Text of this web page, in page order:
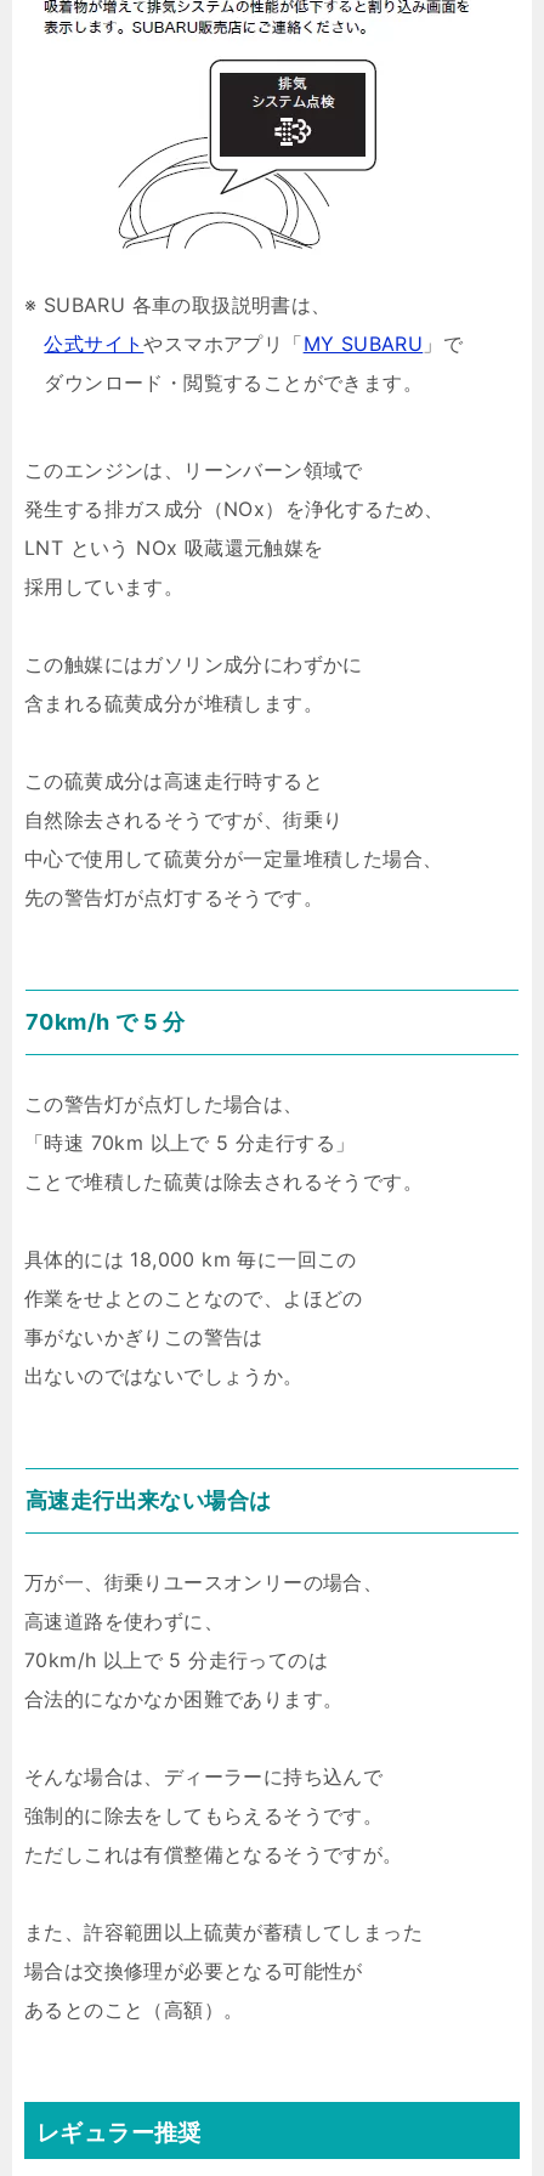
※ SUBARU 各車の取扱説明書は、
公式サイトやスマホアプリ「MY SUBARU 」で
ダウンロード・閲覧することができます。
このエンジンは、リーンバーン領域で
発生する排ガス成分（NOx）を浄化するため、
LNT という NOx 吸蔵還元触媒を
採用しています。
この触媒にはガソリン成分にわずかに
含まれる硫黄成分が堆積します。
この硫黄成分は高速走行時すると
自然除去されるそうですが、街乗り
中心で使用して硫黄分が一定量堆積した場合、
先の警告灯が点灯するそうです。
70km/h で 5 分
この警告灯が点灯した場合は、
「時速 70km 以上で 5 分走行する」
ことで堆積した硫黄は除去されるそうです。
具体的には 18,000 km 毎に一回この
作業をせよとのことなので、よほどの
事がないかぎりこの警告は
出ないのではないでしょうか。
高速走行出来ない場合は
万が一、街乗りユースオンリーの場合、
高速道路を使わずに、
70km/h 以上で 5 分走行ってのは
合法的になかなか困難であります。
そんな場合は、ディーラーに持ち込んで
強制的に除去をしてもらえるそうです。
ただしこれは有償整備となるそうですが。
また、許容範囲以上硫黄が蓄積してしまった
場合は交換修理が必要となる可能性が
あるとのこと（高額）。
レギュラー推奨